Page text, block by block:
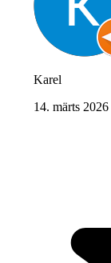
Karel
14. märts 2026